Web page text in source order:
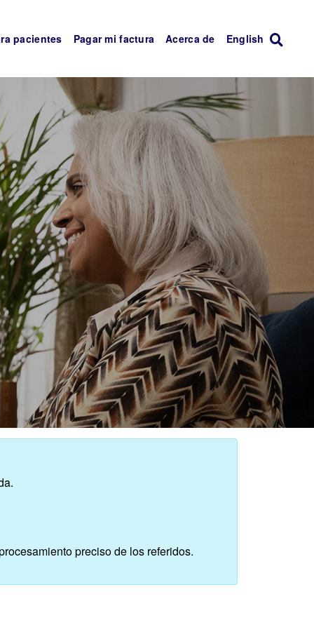
pacientes Pagar mi factura Acerca de English
preciso de los referidos.